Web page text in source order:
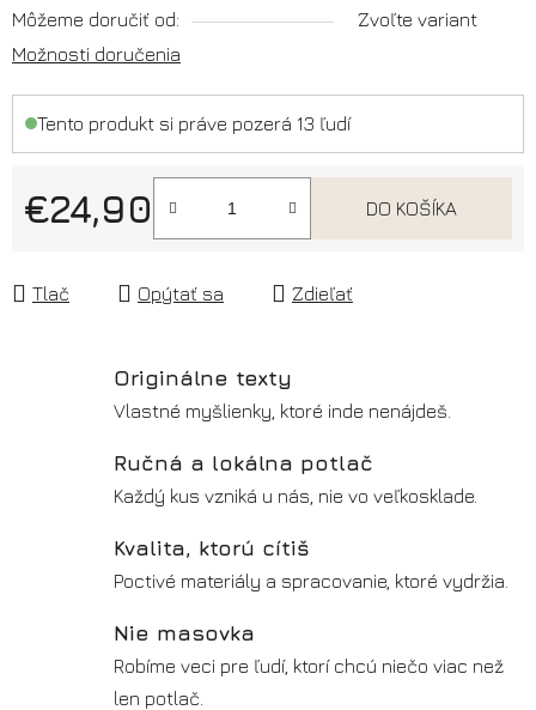
Môžeme doručiť od:
Zvoľte variant
Možnosti doručenia
Tento produkt si práve pozerá 13 ľudí
€24,90
Jednotková cena:
DO KOŠÍKA
Tlač Opýtať sa Zdieľať
Originálne texty
Vlastné myšlienky, ktoré inde nenájdeš.
Ručná a lokálna potlač
Každý kus vzniká u nás, nie vo veľkosklade.
Kvalita, ktorú cítiš
Poctivé materiály a spracovanie, ktoré vydržia.
Nie masovka
Robíme veci pre ľudí, ktorí chcú niečo viac než
len potlač.